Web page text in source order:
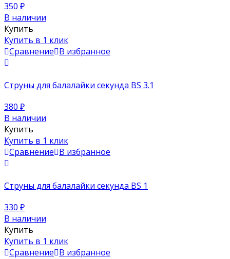
350 ₽
В наличии
Купить
Купить в 1 клик
Сравнение В избранное
Струны для балалайки секунда BS 3.1
380 ₽
В наличии
Купить
Купить в 1 клик
Сравнение В избранное
Струны для балалайки секунда BS 1
330 ₽
В наличии
Купить
Купить в 1 клик
Сравнение В избранное